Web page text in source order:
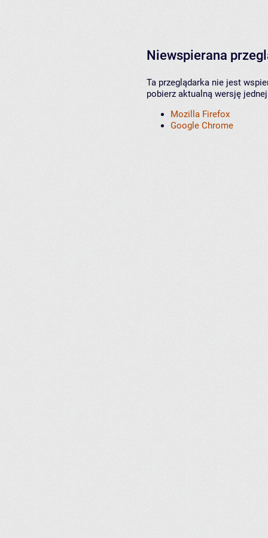
Niewspierana
Ta przeglądarka nie jest
pobierz aktualną wersję
Mozilla Firefox
Google Chrome